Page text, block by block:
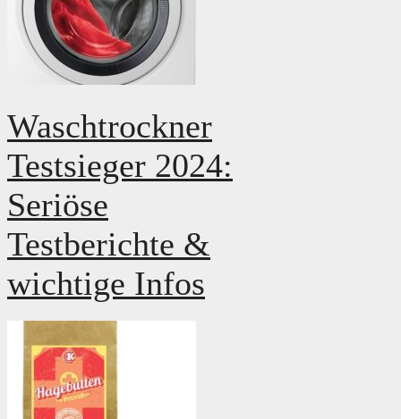
Waschtrockner
Testsieger 2024:
Seriöse
Testberichte &
wichtige Infos